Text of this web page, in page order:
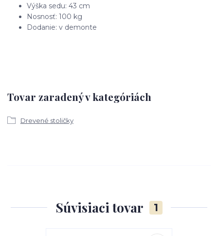
Výška sedu: 43 cm
Nosnosť: 100 kg
Dodanie: v demonte
Tovar zaradený v kategóriách
Drevené stoličky
Súvisiaci tovar 1